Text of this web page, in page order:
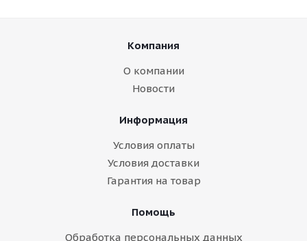
Компания
О компании
Новости
Информация
Условия оплаты
Условия доставки
Гарантия на товар
Помощь
Обработка персональных данных